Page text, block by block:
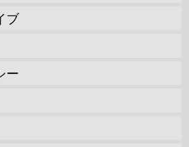
ブ
ー